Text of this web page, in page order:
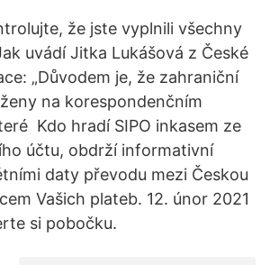
že jste vyplnili všechny
uvádí Jitka Lukášová z České
„Důvodem je, že zahraniční
na korespondenčním
Kdo hradí SIPO inkasem ze
účtu, obdrží informativní
daty převodu mezi Českou
Vašich plateb. 12. únor 2021
si pobočku.